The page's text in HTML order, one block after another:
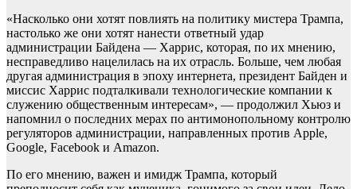
«Насколько они хотят повлиять на политику мистера Трампа,
настолько же они хотят нанести ответный удар
администрации Байдена — Харрис, которая, по их мнению,
несправедливо нацелилась на их отрасль. Больше, чем любая
другая администрация в эпоху интернета, президент Байден и
миссис Харрис подталкивали технологические компании к
служению общественным интересам», — продолжил Хьюз и
напомнил о последних мерах по антимонопольному контролю
регуляторов администрации, направленных против Apple,
Google, Facebook и Amazon.
По его мнению, важен и имидж Трампа, который